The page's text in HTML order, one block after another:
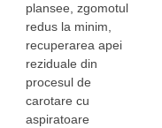
plansee, zgomotul
redus la minim,
recuperarea apei
reziduale din
procesul de
carotare cu
aspiratoare